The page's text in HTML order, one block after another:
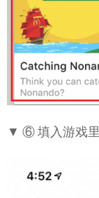
▼ ⑥ 填入游戏里